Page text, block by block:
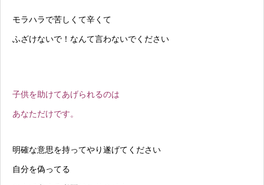
モラハラで苦しくて辛くて
ふざけないで！なんて言わないでください
子供を助けてあげられるのは
あなただけです。
明確な意思を持ってやり遂げてください
自分を偽ってる